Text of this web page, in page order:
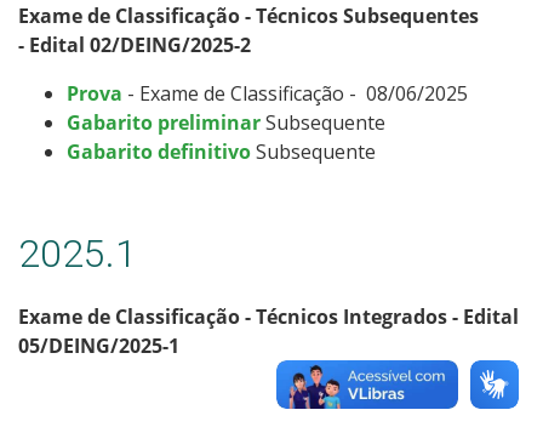
Exame de Classificação - Técnicos Subsequentes
- Edital 02/DEING/2025-2
Prova - Exame de Classificação - 08/06/2025
Gabarito preliminarSubsequente
Gabarito definitivoSubsequente
2025.1
Exame de Classificação - Técnicos Integrados - Edital
05/DEING/2025-1